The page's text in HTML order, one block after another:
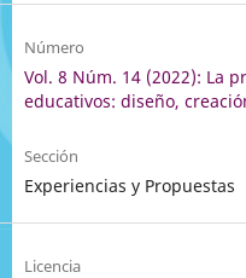
Número
Vol. 8 Núm. 14 (2022): La
educativos: diseño,
Sección
Experiencias y Propuestas
Licencia